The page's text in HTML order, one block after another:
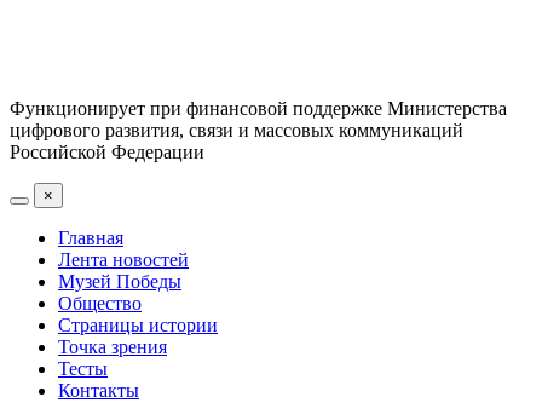
Функционирует при финансовой поддержке Министерства
цифрового развития, связи и массовых коммуникаций
Российской Федерации
×
Главная
Лента новостей
Музей Победы
Общество
Страницы истории
Точка зрения
Тесты
Контакты